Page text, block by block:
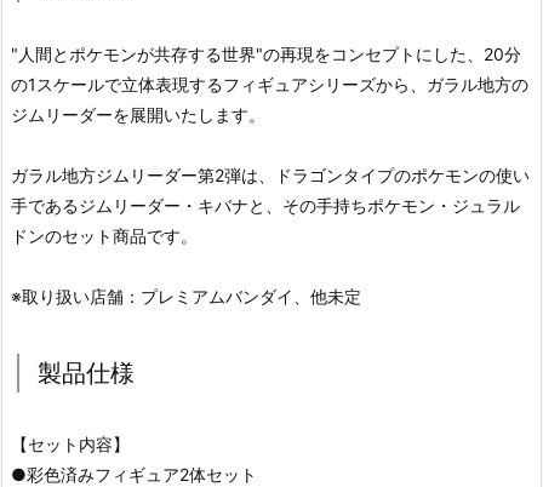
"人間とポケモンが共存する世界"の再現をコンセプトにした、20分
の1スケールで立体表現するフィギュアシリーズから、ガラル地方の
ジムリーダーを展開いたします。
ガラル地方ジムリーダー第2弾は、ドラゴンタイプのポケモンの使い
手であるジムリーダー・キバナと、その手持ちポケモン・ジュラル
ドンのセット商品です。
※取り扱い店舗：プレミアムバンダイ、他未定
製品仕様
【セット内容】
●彩色済みフィギュア2体セット